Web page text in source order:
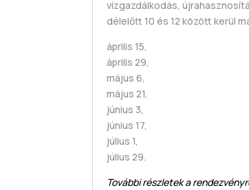
vízgazdálkodás,
délelőtt 10 és 12 között kerül
április 15,
április 29,
május 6,
május 21,
június 3,
június 17,
július 1,
július 29.
További részletek a